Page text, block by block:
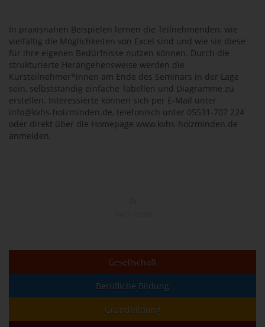
In praxisnahen Beispielen lernen die Teilnehmenden, wie
vielfältig die Möglichkeiten von Excel sind und wie sie diese
für ihre eigenen Bedürfnisse nutzen können. Durch die
strukturierte Herangehensweise werden die
Kursteilnehmer*innen am Ende des Seminars in der Lage
sein, selbstständig einfache Tabellen und Diagramme zu
erstellen. Interessierte können sich per E-Mail unter
info@kvhs-holzminden.de, telefonisch unter 05531-707 224
oder direkt über die Homepage www.kvhs-holzminden.de
anmelden.
Gesellschaft
Berufliche Bildung
Grundbildung